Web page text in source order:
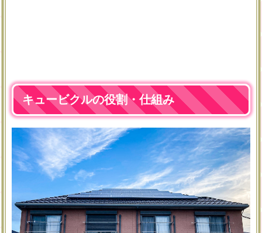
キュービクルの役割・仕組み